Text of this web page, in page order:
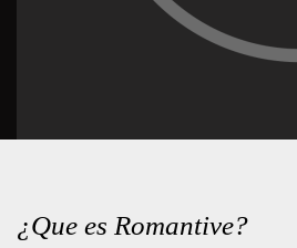
¿Que es Romantive?